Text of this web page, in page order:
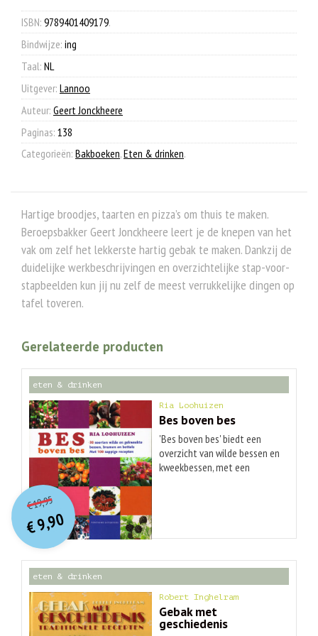
€ 19,99.€ 7,90.
aantal
ISBN: 9789401409179.
Bindwijze: ing
Taal: NL
Uitgever: Lannoo
Auteur: Geert Jonckheere
Paginas: 138
Categorieën: Bakboeken,Eten & drinken.
Hartige broodjes, taarten en pizza’s om thuis te maken.
Beroepsbakker Geert Jonckheere leert je de knepen van het
vak om zelf het lekkerste hartig gebak te maken. Dankzij de
duidelijke werkbeschrijvingen en overzichtelijke stap-voor-
stapbeelden kun jij nu zelf de meest verrukkelijke dingen op
tafel toveren.
Gerelateerde producten
eten & drinken
Ria Loohuizen
Bes boven bes
'Bes boven bes' biedt een
overzicht van wilde bessen en
kweekbessen, met een
telen in de tuin. - Uniek boek
en kweekbessen, van aalbes
vindplaatsen,
cultuurgeschiedenis,
botanisch profiel en
€19,95O
orspr
onkelijke
prijs
was:
€ 19,95.
€9,90
Huidige
prijs
is:
€ 9,90.
eten & drinken
Robert Inghelram
Gebak met
geschiedenis